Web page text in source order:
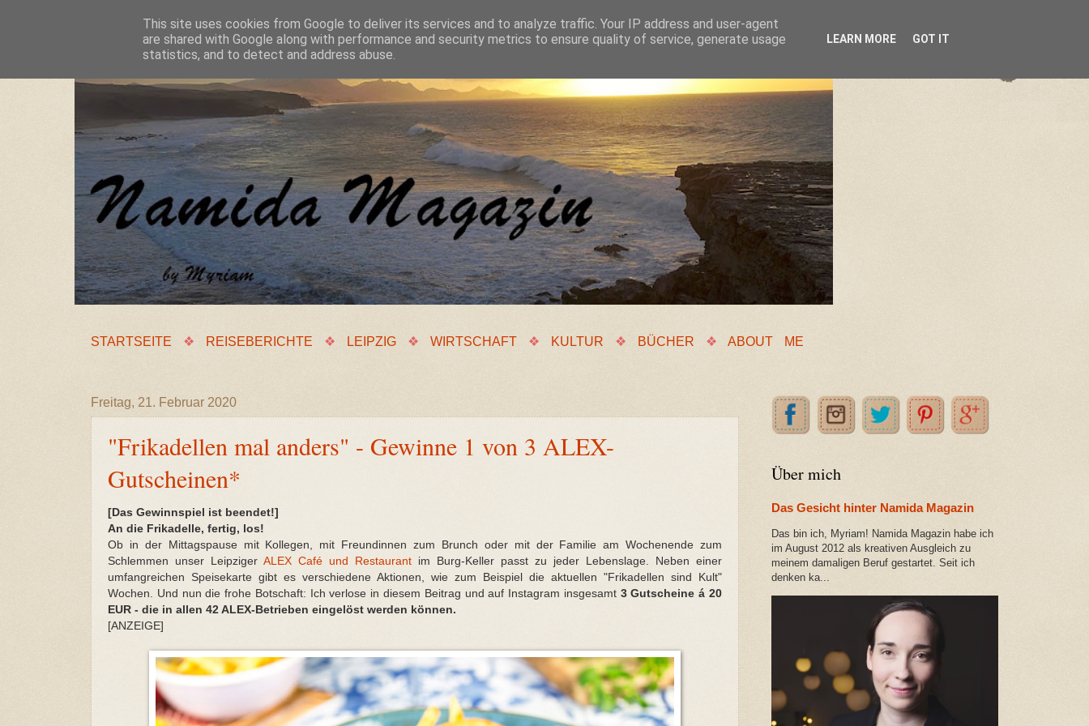
STARTSEITE ❖ REISEBERICHTE ❖ LEIPZIG ❖ WIRTSCHAFT ❖ KULTUR ❖ BÜCHER ❖ ABOUT ME
Freitag, 21. Februar 2020
"Frikadellen mal anders" - Gewinne 1 von 3 ALEX-
Gutscheinen*
[Das Gewinnspiel ist beendet!]
An die Frikadelle, fertig, los!
Ob in der Mittagspause mit Kollegen, mit Freundinnen zum Brunch oder mit der Familie am Wochenende zum
Schlemmen unser Leipziger ALEX Café und Restaurant im Burg-Keller passt zu jeder Lebenslage. Neben einer
umfangreichen Speisekarte gibt es verschiedene Aktionen, wie zum Beispiel die aktuellen "Frikadellen sind Kult"
Wochen. Und nun die frohe Botschaft: Ich verlose in diesem Beitrag und auf Instagram insgesamt 3 Gutscheine á 20
EUR - die in allen 42 ALEX-Betrieben eingelöst werden können.
[ANZEIGE]
Über mich
Das Gesicht hinter Namida Magazin
Das bin ich, Myriam! Namida Magazin habe ich
im August 2012 als kreativen Ausgleich zu
meinem damaligen Beruf gestartet. Seit ich
denken ka...
This site uses cookies from Google to deliver its services and to analyze traffic. Your IP address and user-agent
are shared with Google along with performance and security metrics to ensure quality of service, generate usage
statistics, and to detect and address abuse.
LEARN MORE GOT IT